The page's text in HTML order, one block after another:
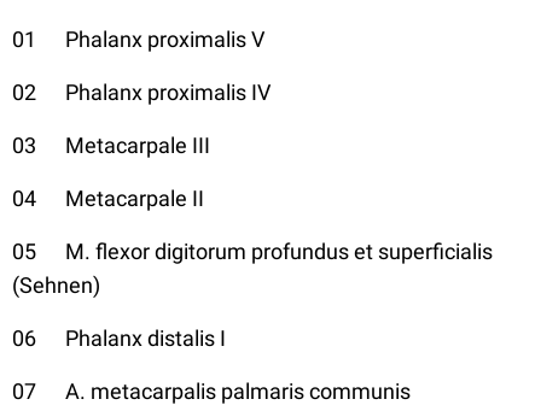
01 Phalanx proximalis V
02 Phalanx proximalis IV
03 Metacarpale III
04 Metacarpale II
05 M. flexor digitorum profundus et superficialis
(Sehnen)
06 Phalanx distalis I
07 A. metacarpalis palmaris communis